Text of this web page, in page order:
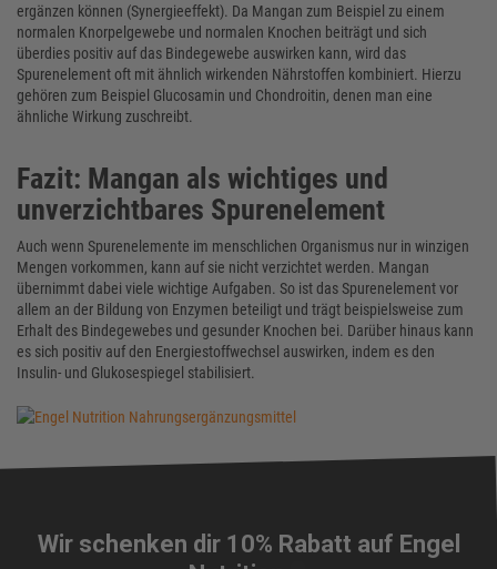
ergänzen können (Synergieeffekt). Da Mangan zum Beispiel zu einem
normalen Knorpelgewebe und normalen Knochen beiträgt und sich
überdies positiv auf das Bindegewebe auswirken kann, wird das
Spurenelement oft mit ähnlich wirkenden Nährstoffen kombiniert. Hierzu
gehören zum Beispiel Glucosamin und Chondroitin, denen man eine
ähnliche Wirkung zuschreibt.
Fazit: Mangan als wichtiges und
unverzichtbares Spurenelement
Auch wenn Spurenelemente im menschlichen Organismus nur in winzigen
Mengen vorkommen, kann auf sie nicht verzichtet werden. Mangan
übernimmt dabei viele wichtige Aufgaben. So ist das Spurenelement vor
allem an der Bildung von Enzymen beteiligt und trägt beispielsweise zum
Erhalt des Bindegewebes und gesunder Knochen bei. Darüber hinaus kann
es sich positiv auf den Energiestoffwechsel auswirken, indem es den
Insulin- und Glukosespiegel stabilisiert.
Wir schenken dir 10% Rabatt auf Engel